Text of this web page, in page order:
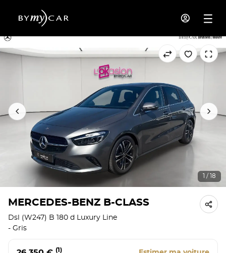
1 / 18
MERCEDES-BENZ B-CLASS
Dsl (W247) B 180 d Luxury Line
- Gris
(1)